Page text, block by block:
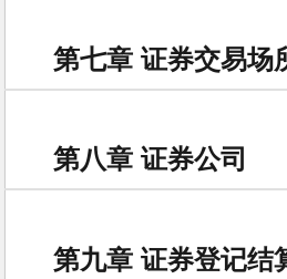
第七章 证券交易场
第八章 证券公司
第九章 证券登记结